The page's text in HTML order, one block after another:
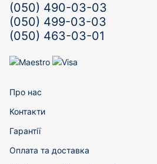
(050) 490-03-03
(050) 499-03-03
(050) 463-03-01
Про нас
Контакти
Гарантії
Оплата та доставка